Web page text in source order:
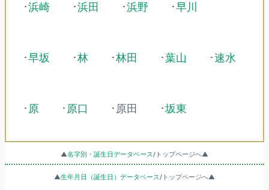
･浜崎 ･浜田 ･浜野 ･早川
･早坂 ･林 ･林田 ･葉山 ･速水
･ 原 ･ 原口 ･原田 ･坂東
▲名字別・誕生日データベース/トップページへ▲
▲生年月日（誕生日）データベース/トップページへ▲